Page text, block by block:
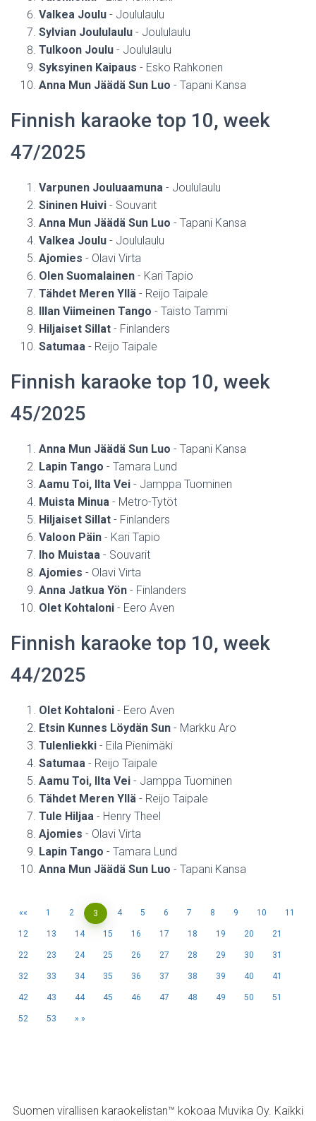
Valkea Joulu - Joululaulu
Sylvian Joululaulu - Joululaulu
Tulkoon Joulu - Joululaulu
Syksyinen Kaipaus - Esko Rahkonen
Anna Mun Jäädä Sun Luo - Tapani Kansa
Finnish karaoke top 10, week
47/2025
Varpunen Jouluaamuna - Joululaulu
Sininen Huivi - Souvarit
Anna Mun Jäädä Sun Luo - Tapani Kansa
Valkea Joulu - Joululaulu
Ajomies - Olavi Virta
Olen Suomalainen - Kari Tapio
Tähdet Meren Yllä - Reijo Taipale
Illan Viimeinen Tango - Taisto Tammi
Hiljaiset Sillat - Finlanders
Satumaa - Reijo Taipale
Finnish karaoke top 10, week
45/2025
Anna Mun Jäädä Sun Luo - Tapani Kansa
Lapin Tango - Tamara Lund
Aamu Toi, Ilta Vei - Jamppa Tuominen
Muista Minua - Metro-Tytöt
Hiljaiset Sillat - Finlanders
Valoon Päin - Kari Tapio
Iho Muistaa - Souvarit
Ajomies - Olavi Virta
Anna Jatkua Yön - Finlanders
Olet Kohtaloni - Eero Aven
Finnish karaoke top 10, week
44/2025
Olet Kohtaloni - Eero Aven
Etsin Kunnes Löydän Sun - Markku Aro
Tulenliekki - Eila Pienimäki
Satumaa - Reijo Taipale
Aamu Toi, Ilta Vei - Jamppa Tuominen
Tähdet Meren Yllä - Reijo Taipale
Tule Hiljaa - Henry Theel
Ajomies - Olavi Virta
Lapin Tango - Tamara Lund
Anna Mun Jäädä Sun Luo - Tapani Kansa
« 1 2 3 4 5 6 7 8 9 10 11
12 13 14 15 16 17 18 19 20 21
22 23 24 25 26 27 28 29 30 31
32 33 34 35 36 37 38 39 40 41
42 43 44 45 46 47 48 49 50 51
52 53 »
Suomen virallisen karaokelistan™ kokoaa Muvika Oy. Kaikki